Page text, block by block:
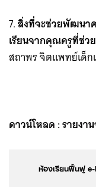
7.สิ่งที่จะช่วยพัฒนาค
เรียนจากคุณครูที่ช่ว
สถาพร จิตแพทย์เด็ก
ดาวน์โหลด : รายงา
ห้องเรียนฟื้นฟู